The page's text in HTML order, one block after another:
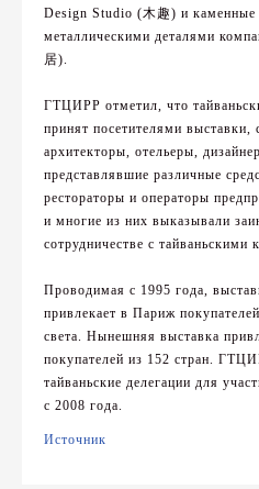
Design Studio (木趣) и каменные
металлическими деталями
居).
ГТЦИРР отметил, что
принят посетителями выставки,
архитекторы, отельеры,
представлявшие различные
рестораторы и операторы
и многие из них выказывали
сотрудничестве с тайваньскими
Проводимая с 1995 года,
привлекает в Париж
света. Нынешняя выставка
покупателей из 152 стран.
тайваньские делегации для
с 2008 года.
Источник